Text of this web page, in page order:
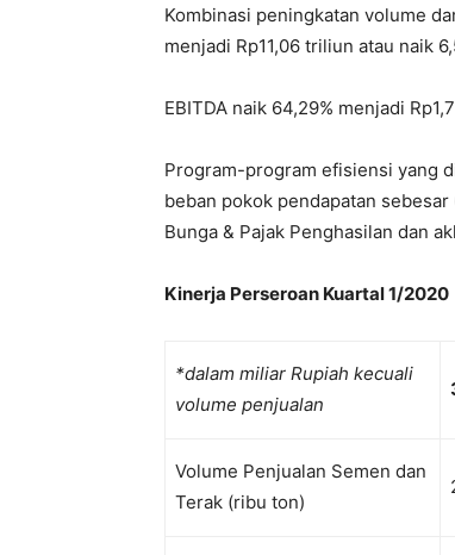
Kombinasi peningkatan volume
menjadi Rp11,06 triliun atau naik
EBITDA naik 64,29% menjadi
Program-program efisiensi yang
beban pokok pendapatan
Bunga & Pajak Penghasilan dan
Kinerja Perseroan Kuartal 1/2020
*dalam miliar Rupiah kecuali
volume penjualan
Volume Penjualan Semen dan
Terak (ribu ton)